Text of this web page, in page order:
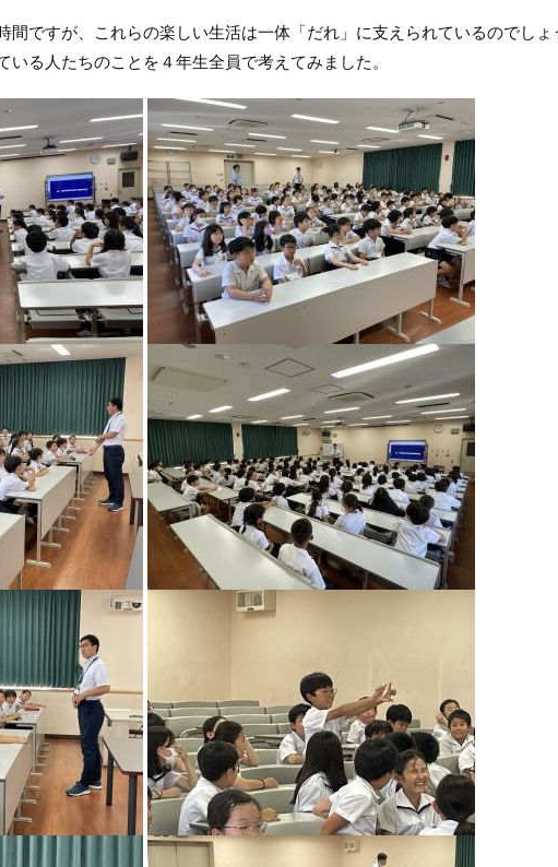
間ですが、これらの楽しい生活は一体「だれ」に支えられているのでし
いる人たちのことを４年生全員で考えてみました。